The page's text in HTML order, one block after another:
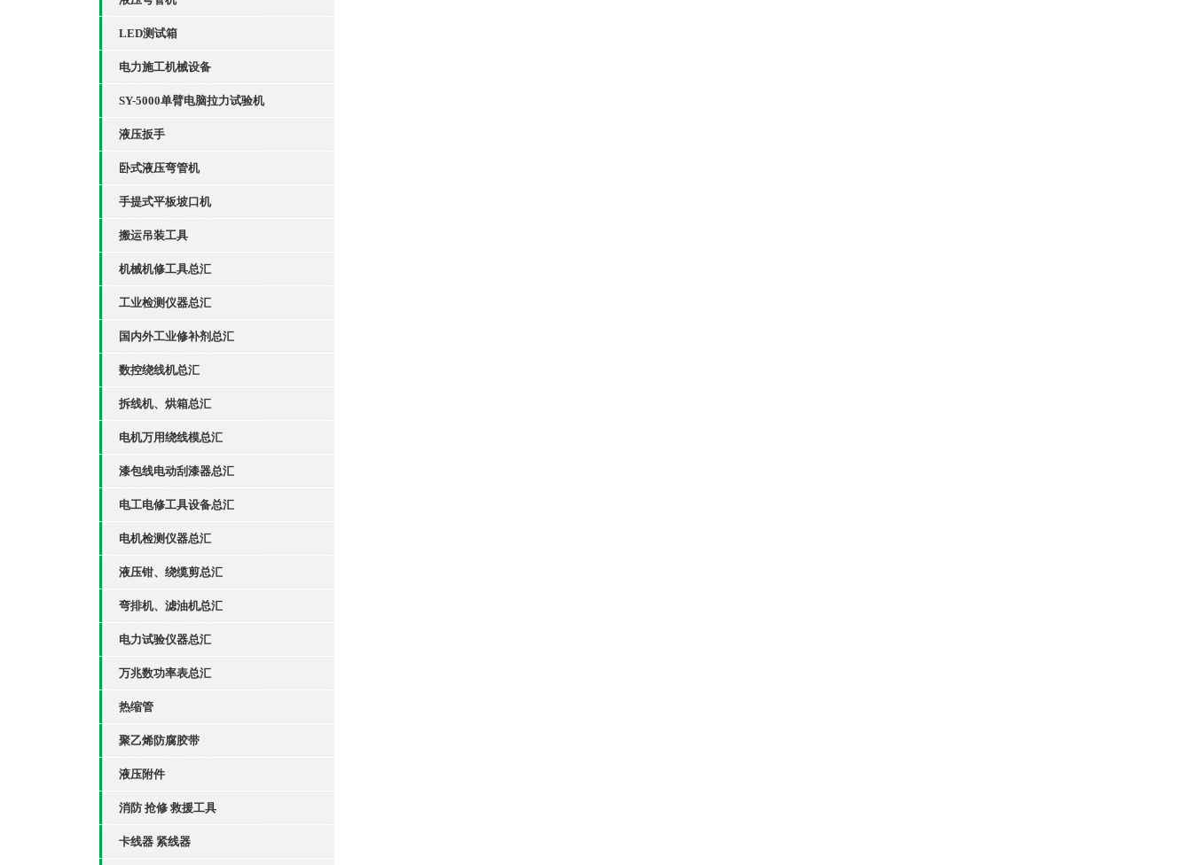
LED测试箱
电力施工机械设备
SY-5000单臂电脑拉力试验机
液压扳手
卧式液压弯管机
手提式平板坡口机
搬运吊装工具
机械机修工具总汇
工业检测仪器总汇
国内外工业修补剂总汇
数控绕线机总汇
拆线机、烘箱总汇
电机万用绕线模总汇
漆包线电动刮漆器总汇
电工电修工具设备总汇
电机检测仪器总汇
液压钳、绕缆剪总汇
弯排机、滤油机总汇
电力试验仪器总汇
万兆数功率表总汇
热缩管
聚乙烯防腐胶带
液压附件
消防 抢修 救援工具
卡线器 紧线器